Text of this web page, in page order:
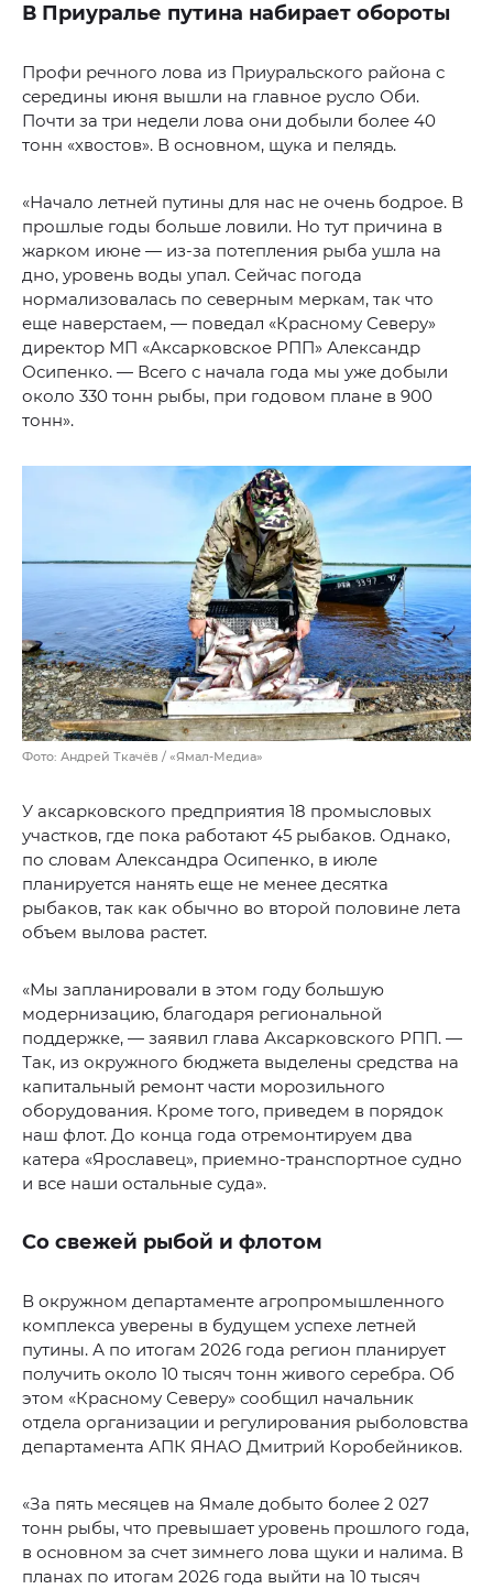
В Приуралье путина набирает обороты
Профи речного лова из Приуральского района с
середины июня вышли на главное русло Оби.
Почти за три недели лова они добыли более 40
тонн «хвостов». В основном, щука и пелядь.
«Начало летней путины для нас не очень бодрое. В
прошлые годы больше ловили. Но тут причина в
жарком июне — из-за потепления рыба ушла на
дно, уровень воды упал. Сейчас погода
нормализовалась по северным меркам, так что
еще наверстаем, — поведал «Красному Северу»
директор МП «Аксарковское РПП» Александр
Осипенко. — Всего с начала года мы уже добыли
около 330 тонн рыбы, при годовом плане в 900
тонн».
Фото: Андрей Ткачёв / «Ямал-Медиа»
У аксарковского предприятия 18 промысловых
участков, где пока работают 45 рыбаков. Однако,
по словам Александра Осипенко, в июле
планируется нанять еще не менее десятка
рыбаков, так как обычно во второй половине лета
объем вылова растет.
«Мы запланировали в этом году большую
модернизацию, благодаря региональной
поддержке, — заявил глава Аксарковского РПП. —
Так, из окружного бюджета выделены средства на
капитальный ремонт части морозильного
оборудования. Кроме того, приведем в порядок
наш флот. До конца года отремонтируем два
катера «Ярославец», приемно-транспортное судно
и все наши остальные суда».
Со свежей рыбой и флотом
В окружном департаменте агропромышленного
комплекса уверены в будущем успехе летней
путины. А по итогам 2026 года регион планирует
получить около 10 тысяч тонн живого серебра. Об
этом «Красному Северу» сообщил начальник
отдела организации и регулирования рыболовства
департамента АПК ЯНАО Дмитрий Коробейников.
«За пять месяцев на Ямале добыто более 2 027
тонн рыбы, что превышает уровень прошлого года,
в основном за счет зимнего лова щуки и налима. В
планах по итогам 2026 года выйти на 10 тысяч